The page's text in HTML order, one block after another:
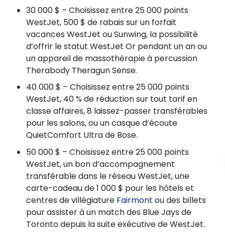
30 000 $ – Choisissez entre 25 000 points
WestJet, 500 $ de rabais sur un forfait
vacances WestJet ou Sunwing, la possibilité
d’offrir le statut WestJet Or pendant un an ou
un appareil de massothérapie à percussion
Therabody Theragun Sense.
40 000 $ – Choisissez entre 25 000 points
WestJet, 40 % de réduction sur tout tarif en
classe affaires, 8 laissez-passer transférables
pour les salons, ou un casque d’écoute
QuietComfort Ultra de Bose.
50 000 $ – Choisissez entre 25 000 points
WestJet, un bon d’accompagnement
transférable dans le réseau WestJet, une
carte-cadeau de 1 000 $ pour les hôtels et
centres de villégiature Fairmont ou des billets
pour assister à un match des Blue Jays de
Toronto depuis la suite exécutive de WestJet.